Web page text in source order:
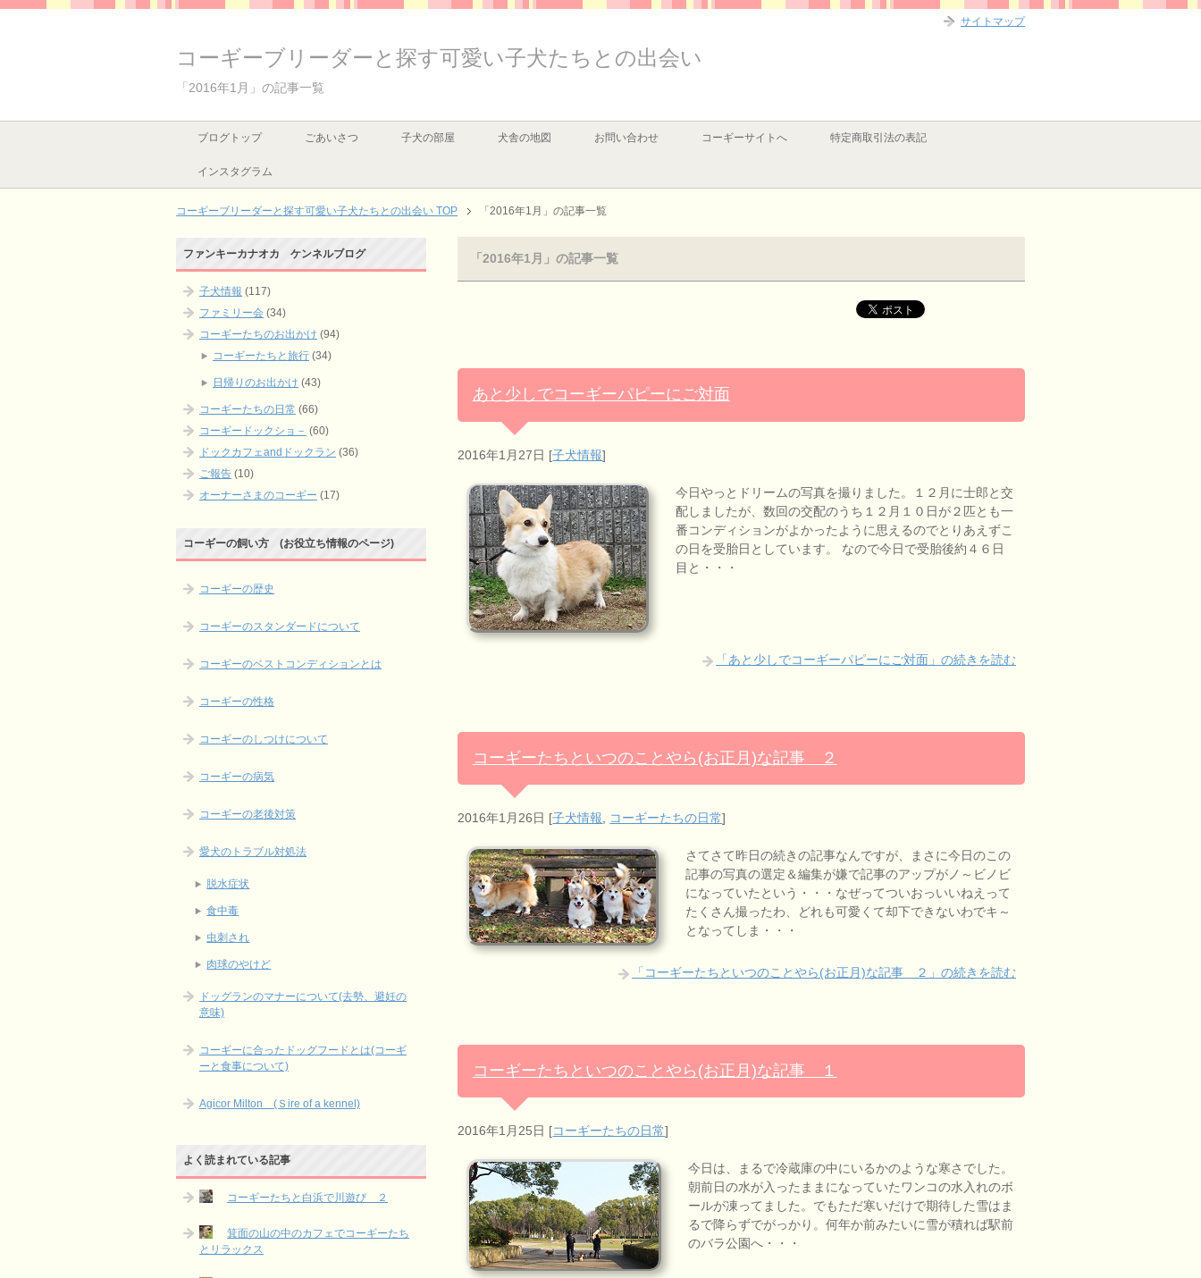
コーギーブリーダーと探す可愛い子犬たちとの出会い
「2016年1月」の記事一覧
ブログトップ ごあいさつ 子犬の部屋 犬舎の地図 お問い合わせ コーギーサイトへ 特定商取引法の表記
インスタグラム
コーギーブリーダーと探す可愛い子犬たちとの出会い TOP 「2016年1月」の記事一覧
「2016年1月」の記事一覧
あと少しでコーギーパピーにご対面
2016年1月27日 [子犬情報]
今日やっとドリームの写真を撮りました。１２月に士郎と交
配しましたが、数回の交配のうち１２月１０日が２匹とも一
番コンディションがよかったように思えるのでとりあえずこ
の日を受胎日としています。 なので今日で受胎後約４６日
目と・・・
「あと少しでコーギーパピーにご対面」の続きを読む
コーギーたちといつのことやら(お正月)な記事 ２
2016年1月26日 [子犬情報, コーギーたちの日常]
さてさて昨日の続きの記事なんですが、まさに今日のこの
記事の写真の選定＆編集が嫌で記事のアップがノ～ビノビ
になっていたという・・・なぜってついおっいいねえって
たくさん撮ったわ、どれも可愛くて却下できないわでキ～
となってしま・・・
「コーギーたちといつのことやら(お正月)な記事 ２」の続きを読む
コーギーたちといつのことやら(お正月)な記事 １
2016年1月25日 [コーギーたちの日常]
今日は、まるで冷蔵庫の中にいるかのような寒さでした。
朝前日の水が入ったままになっていたワンコの水入れのボ
ールが凍ってました。でもただ寒いだけで期待した雪はま
るで降らずでがっかり。何年か前みたいに雪が積れば駅前
のバラ公園へ・・・
ファンキーカナオカ ケンネルブログ
子犬情報 (117)
ファミリー会 (34)
コーギーたちのお出かけ (94)
コーギーたちと旅行 (34)
日帰りのお出かけ (43)
コーギーたちの日常 (66)
コーギードックショ－ (60)
ドックカフェandドックラン (36)
ご報告 (10)
オーナーさまのコーギー (17)
コーギーの飼い方 (お役立ち情報のページ)
コーギーの歴史
コーギーのスタンダードについて
コーギーのベストコンディションとは
コーギーの性格
コーギーのしつけについて
コーギーの病気
コーギーの老後対策
愛犬のトラブル対処法
脱水症状
食中毒
虫刺され
肉球のやけど
ドッグランのマナーについて(去勢、避妊の
意味)
コーギーに合ったドッグフードとは(コーギ
ーと食事について)
Agicor Milton (Ｓire of a kennel)
よく読まれている記事
コーギーたちと白浜で川遊び ２
箕面の山の中のカフェでコーギーたち
とリラックス
サイトマップ